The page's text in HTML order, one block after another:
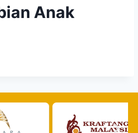
Anak